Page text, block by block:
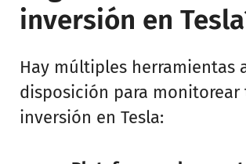
inversión en
Hay múltiples herramientas
disposición para monitorear
inversión en Tesla: